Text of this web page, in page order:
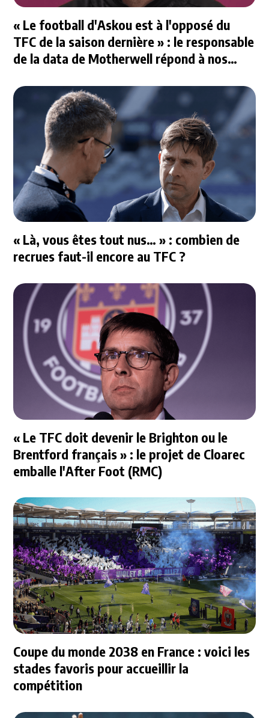
« Le football d'Askou est à l'opposé du
TFC de la saison dernière » : le responsable
de la data de Motherwell répond à nos
« Là, vous êtes tout nus… » : combien de
recrues faut-il encore au TFC ?
« Le TFC doit devenir le Brighton ou le
Brentford français » : le projet de Cloarec
emballe l'After Foot (RMC)
Coupe du monde 2038 en France : voici les
stades favoris pour accueillir la
compétition